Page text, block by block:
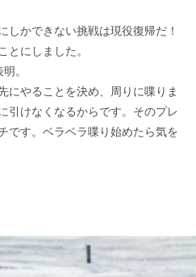
しかできない挑戦は現役復帰だ！
とにしました。
。
にやることを決め、周りに喋りま
引けなくなるからです。そのプレ
です。ベラベラ喋り始めたら気を